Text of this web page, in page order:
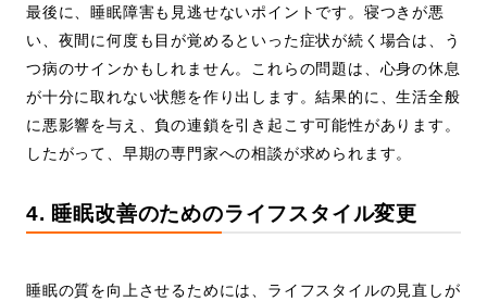
最後に、睡眠障害も見逃せないポイントです。寝つきが悪
い、夜間に何度も目が覚めるといった症状が続く場合は、う
つ病のサインかもしれません。これらの問題は、心身の休息
が十分に取れない状態を作り出します。結果的に、生活全般
に悪影響を与え、負の連鎖を引き起こす可能性があります。
したがって、早期の専門家への相談が求められます。
4. 睡眠改善のためのライフスタイル変更
睡眠の質を向上させるためには、ライフスタイルの見直しが